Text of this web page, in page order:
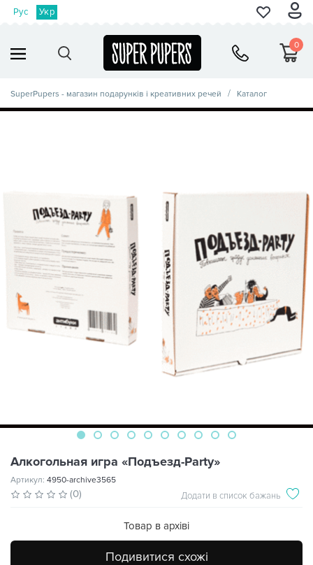
Рус Укр
0
SuperPupers - магазин подарунків і креативних речей Каталог
Алкогольная игра «Подъезд-Party»
Артикул: 4950-archive3565
(0) Додати в список бажань
Товар в архіві
Подивитися схожі